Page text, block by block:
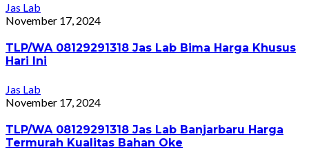
Jas Lab
November 17, 2024
TLP/WA 08129291318 Jas Lab Bima Harga Khusus
Hari Ini
Jas Lab
November 17, 2024
TLP/WA 08129291318 Jas Lab Banjarbaru Harga
Termurah Kualitas Bahan Oke